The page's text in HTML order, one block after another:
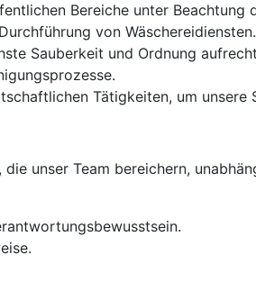
Bereiche unter Beachtung
von Wäschereidiensten.
Sauberkeit und Ordnung
Tätigkeiten, um
unser Team bereichern,